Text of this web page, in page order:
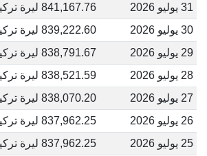
31 يوليو 2026
841,167.76 ليرة تركية
30 يوليو 2026
839,222.60 ليرة تركية
29 يوليو 2026
838,791.67 ليرة تركية
28 يوليو 2026
838,521.59 ليرة تركية
27 يوليو 2026
838,070.20 ليرة تركية
26 يوليو 2026
837,962.25 ليرة تركية
25 يوليو 2026
837,962.25 ليرة تركية